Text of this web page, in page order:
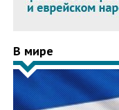
В мире